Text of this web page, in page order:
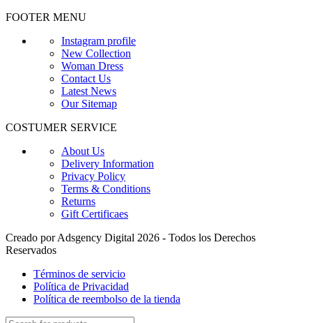
FOOTER MENU
Instagram profile
New Collection
Woman Dress
Contact Us
Latest News
Our Sitemap
COSTUMER SERVICE
About Us
Delivery Information
Privacy Policy
Terms & Conditions
Returns
Gift Certificaes
Creado por Adsgency Digital 2026 - Todos los Derechos
Reservados
Términos de servicio
Política de Privacidad
Política de reembolso de la tienda